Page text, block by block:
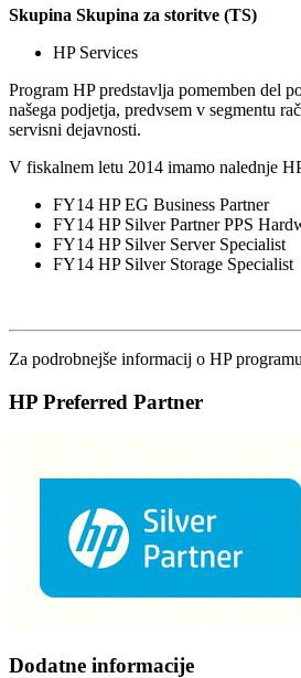
Skupina Skupina za storitve (TS)
HP Services
Program HP predstavlja pomemben del
našega podjetja, predvsem v segmentu
servisni dejavnosti.
V fiskalnem letu 2014 imamo nalednje
FY14 HP EG Business Partner
FY14 HP Silver Partner PPS
FY14 HP Silver Server Specialist
FY14 HP Silver Storage Specialist
Za podrobnejše informacij o HP
HP Preferred Partner
Dodatne informacije